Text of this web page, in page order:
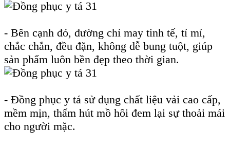
- Bên cạnh đó, đường chỉ may tinh tế, tỉ mỉ,
chắc chắn, đều đặn, không dễ bung tuột, giúp
sản phẩm luôn bền đẹp theo thời gian.
- Đồng phục y tá sử dụng chất liệu vải cao cấp,
mềm mịn, thấm hút mồ hôi đem lại sự thoải mái
cho người mặc.